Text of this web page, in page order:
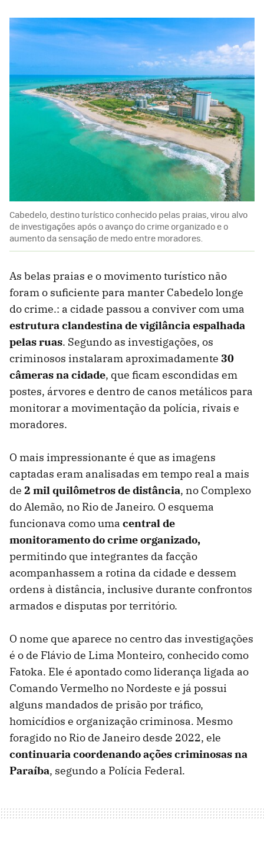
Cabedelo, destino turístico conhecido pelas praias, virou alvo
de investigações após o avanço do crime organizado e o
aumento da sensação de medo entre moradores.
As belas praias e o movimento turístico não
foram o suficiente para manter Cabedelo longe
do crime.: a cidade passou a conviver com uma
estrutura clandestina de vigilância espalhada
pelas ruas. Segundo as investigações, os
criminosos instalaram aproximadamente 30
câmeras na cidade, que ficam escondidas em
postes, árvores e dentro de canos metálicos para
monitorar a movimentação da polícia, rivais e
moradores.
O mais impressionante é que as imagens
captadas eram analisadas em tempo real a mais
de 2 mil quilômetros de distância, no Complexo
do Alemão, no Rio de Janeiro. O esquema
funcionava como uma central de
monitoramento do crime organizado,
permitindo que integrantes da facção
acompanhassem a rotina da cidade e dessem
ordens à distância, inclusive durante confrontos
armados e disputas por território.
O nome que aparece no centro das investigações
é o de Flávio de Lima Monteiro, conhecido como
Fatoka. Ele é apontado como liderança ligada ao
Comando Vermelho no Nordeste e já possui
alguns mandados de prisão por tráfico,
homicídios e organização criminosa. Mesmo
foragido no Rio de Janeiro desde 2022, ele
continuaria coordenando ações criminosas na
Paraíba, segundo a Polícia Federal.